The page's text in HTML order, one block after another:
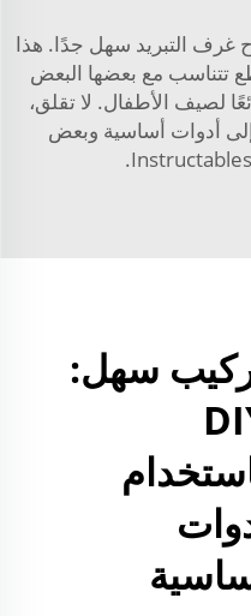
غرف التبريد سهل جدًا. هذا
تتناسب مع بعضها البعض
لصيف الأطفال. لا تقلق،
أدوات أساسية وبعض
سهل: